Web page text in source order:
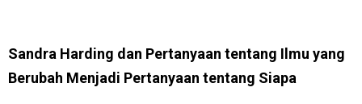
Sandra Harding dan Pertanyaan tentang Ilmu yang
Berubah Menjadi Pertanyaan tentang Siapa